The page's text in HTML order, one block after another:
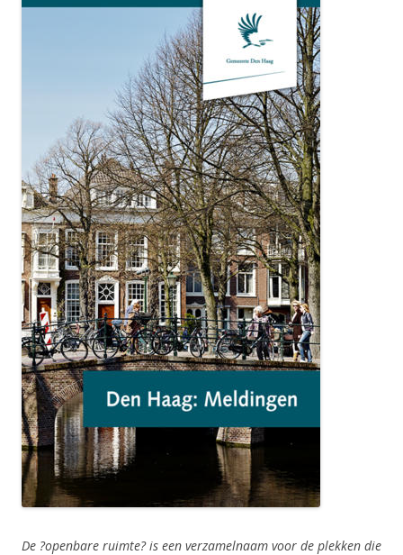
De ?openbare ruimte? is een verzamelnaam voor de plekken die